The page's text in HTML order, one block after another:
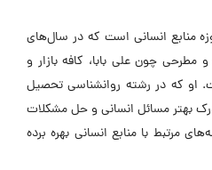
منابع انسانی است که در سال‌های
چون علی بابا، کافه بازار و
او که در رشته روانشناسی تحصیل
بهتر مسائل انسانی و حل مشکلات
مرتبط با منابع انسانی بهره برده